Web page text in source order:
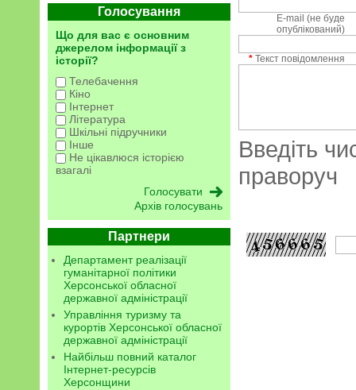
Голосування
Що для вас є основним
джерелом інформації з
історії?
Телебачення
Кіно
Інтернет
Література
Шкільні підручники
Інше
Не цікавлюся історією
взагалі
Архів голосувань
Партнери
Департамент реалізації
гуманітарної політики
Херсонської обласної
державної адміністрації
Управління туризму та
курортів Херсонської обласної
державної адміністрації
Найбільш повний каталог
Інтернет-ресурсів
Херсонщини
E-mail (не буде
опублікований)
* Текст повідомлення
Введіть
праворуч